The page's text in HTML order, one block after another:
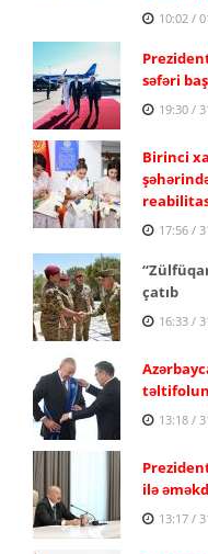
10:02 /
səfəri
19:30 /
Birinci
17:56 /
çatıb
16:33 /
13:18 /
ilə
13:17 /